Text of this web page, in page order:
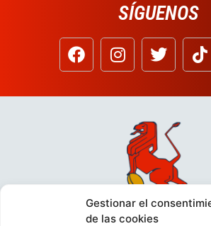
Gestionar el
de las cookies
SÍGUENOS